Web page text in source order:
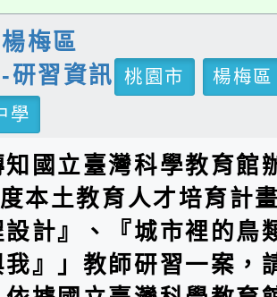
楊梅區
研習資訊
桃園市
楊梅區
學
知國立臺灣科學教育館
度本土教育人才培育計
設計』、『城市裡的鳥
我』」教師研習一案，